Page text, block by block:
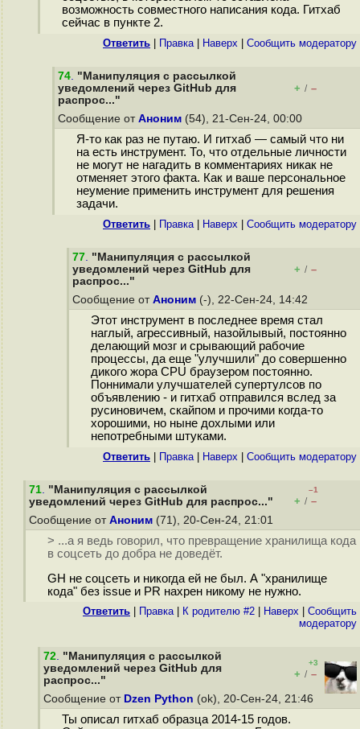
возможность совместного написания кода. Гитхаб
сейчас в пункте 2.
Ответить Правка| Наверх Cообщить модератору
74. "Манипуляция с рассылкой
уведомлений через GitHub для
распрос..."
+ / –
Сообщение от Аноним (54), 21-Сен-24, 00:00
Я-то как раз не путаю. И гитхаб — самый что ни
на есть инструмент. То, что отдельные личности
не могут не нагадить в комментариях никак не
отменяет этого факта. Как и ваше персональное
неумение применить инструмент для решения
задачи.
Ответить Правка| Наверх Cообщить модератору
77. "Манипуляция с рассылкой
уведомлений через GitHub для
распрос..."
+ / –
Сообщение от Аноним (-), 22-Сен-24, 14:42
Этот инструмент в последнее время стал
наглый, агрессивный, назойлывый, постоянно
делающий мозг и срывающий рабочие
процессы, да еще "улучшили" до совершенно
дикого жора CPU браузером постоянно.
Поннимали улучшателей супертулсов по
объявлению - и гитхаб отправился вслед за
русиновичем, скайпом и прочими когда-то
хорошими, но ныне дохлыми или
непотребными штуками.
Ответить Правка| Наверх Cообщить модератору
71. "Манипуляция с рассылкой
уведомлений через GitHub для распрос..."
–1
+ / –
Сообщение от Аноним (71), 20-Сен-24, 21:01
> ...а я ведь говорил, что превращение хранилища кода
в соцсеть до добра не доведёт.
GH не соцсеть и никогда ей не был. А "хранилище
кода" без issue и PR нахрен никому не нужно.
Ответить Правка| К родителю #2 Наверх
Cообщить
модератору
72. "Манипуляция с рассылкой
уведомлений через GitHub для
распрос..."
+3
+ / –
Сообщение от Dzen Python (ok), 20-Сен-24, 21:46
Ты описал гитхаб образца 2014-15 годов.